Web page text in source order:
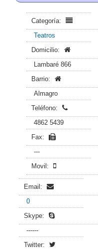
Categoría:
Teatros
Domicilio:
Lambaré 866
Barrio:
Almagro
Teléfono:
4862 5439
Fax:
---
Movil:
Email:
0
Skype:
------
Twitter: